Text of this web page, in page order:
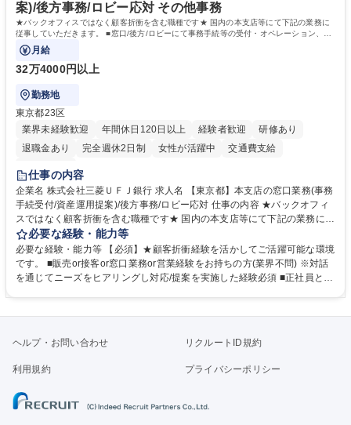
案)/後方事務/ロビー応対 その他事務
★バックオフィスではなく顧客折衝を含む職種です★ 国内の本支店等にて下記の業務に
従事していただきます。 ■窓口/後方/ロビーにて事務手続等の受付・オペレーション、お
客様対応
月給
32万4000円以上
勤務地
東京都23区
業界未経験歓迎
年間休日120日以上 経験者歓迎
研修あり
退職金あり
完全週休2日制 女性が活躍中
交通費支給
土日祝休み
仕事の内容
企業名 株式会社三菱ＵＦＪ銀行 求人名 【東京都】本支店の窓口業務(事務
手続受付/資産運用提案)/後方事務/ロビー応対 仕事の内容 ★バックオフィ
スではなく顧客折衝を含む職種です★ 国内の本支店等にて下記の業務に従
事していただきます。 ■窓口/後方/ロビーにて事務手続等の受付・オペレ
ーション、お客様対応 ■窓口にて、ご来店された個人のお客様に対して金
融商品のご提案 ■効率的な事務運用の検討・構築等 ≪業務紹介：ご応募前
に必ずご覧ください≫ ※記事 https://www.mysite.bk.mufg.jp/career/circle/
必要な経験・能力等
必要な経験・能力等 【必須】★顧客折衝経験を活かしてご活躍可能な環境
です。 ■販売or接客or窓口業務or営業経験をお持ちの方(業界不問) ※対話
を通じてニーズをヒアリングし対応/提案を実施した経験必須 ■正社員とし
ます。 学歴・資格 学歴：大学院 大学 高専 短大 専修学校 高校 語学力：
資格：
ヘルプ・お問い合わせ リクルートID規約
利用規約 プライバシーポリシー